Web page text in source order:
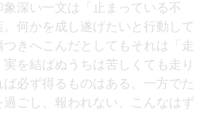
象深い一文は「止まっている不
何かを成し遂げたいと行動して
きへこんだとしてもそれは「走
実を結ばぬうちは苦しくても走り
必ず得るものはある。一方でた
過ごし、報われない、こんなはず